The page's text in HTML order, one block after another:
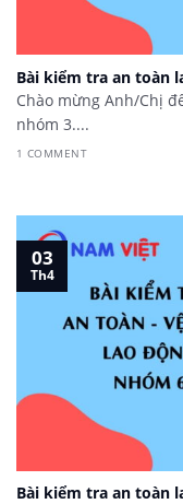
Bài kiểm tra an toàn
Chào mừng Anh/Chị
nhóm 3....
1 COMMENT
Bài kiểm tra an toàn
03
Th4